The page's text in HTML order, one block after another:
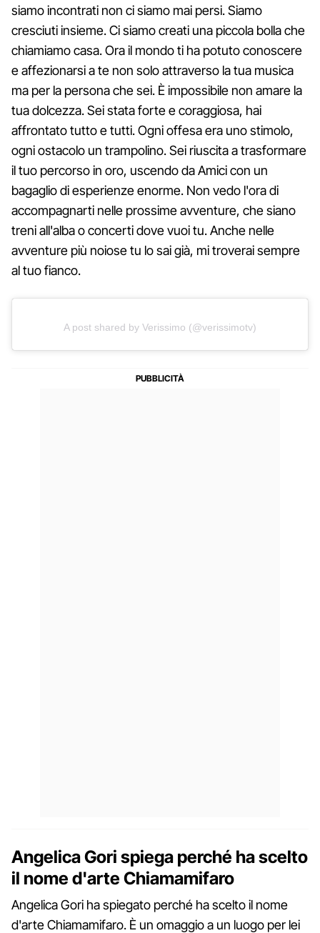
siamo incontrati non ci siamo mai persi. Siamo
cresciuti insieme. Ci siamo creati una piccola bolla che
chiamiamo casa. Ora il mondo ti ha potuto conoscere
e affezionarsi a te non solo attraverso la tua musica
ma per la persona che sei. È impossibile non amare la
tua dolcezza. Sei stata forte e coraggiosa, hai
affrontato tutto e tutti. Ogni offesa era uno stimolo,
ogni ostacolo un trampolino. Sei riuscita a trasformare
il tuo percorso in oro, uscendo da Amici con un
bagaglio di esperienze enorme. Non vedo l'ora di
accompagnarti nelle prossime avventure, che siano
treni all'alba o concerti dove vuoi tu. Anche nelle
avventure più noiose tu lo sai già, mi troverai sempre
al tuo fianco.
A post shared by Verissimo (@verissimotv)
Angelica Gori spiega perché ha scelto
il nome d'arte Chiamamifaro
Angelica Gori ha spiegato perché ha scelto il nome
d'arte Chiamamifaro. È un omaggio a un luogo per lei